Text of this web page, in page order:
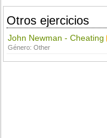
Otros ejercicios
John Newman - Cheating
Género:Other